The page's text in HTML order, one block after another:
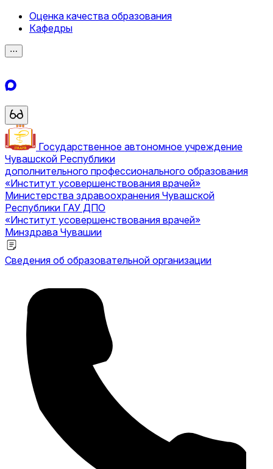
Оценка качества образования
Кафедры
⋯
Государственное автономное учреждение
Чувашской Республики
дополнительного профессионального образования
«Институт усовершенствования врачей»
Министерства здравоохранения Чувашской
Республики ГАУ ДПО
«Институт усовершенствования врачей»
Минздрава Чувашии
Сведения об образовательной организации